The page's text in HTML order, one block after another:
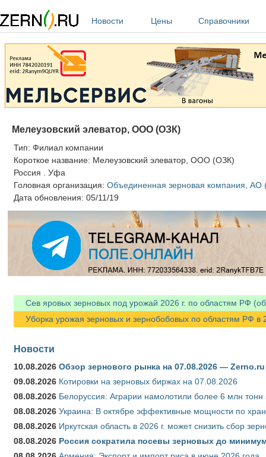
Новости
Цены Справочники
Мелеузовский элеватор, ООО (ОЗК)
Тип: Филиал компании
Короткое название: Мелеузовский элеватор, ООО (ОЗК)
Россия
Уфа
Головная организация: Объединенная зерновая компания, АО
Дата обновления: 05/11/19
Сев яровых зерновых под урожай 2026 г. по областям РФ
Уборка урожая зерновых и зернобобовых по областям РФ в
Новости
10.08.2026 Обзор зернового рынка на 07.08.2026 — Zerno.ru
09.08.2026 Котировки на зерновых биржах на 07.08.2026
08.08.2026 Белоруссия: Аграрии намолотили более 6 млн тонн
08.08.2026 Украина: В октябре эффективные мощности по
08.08.2026 Иркутская область в 2026 г. может снизить сбор
08.08.2026 Россия сократила посевы зерновых до